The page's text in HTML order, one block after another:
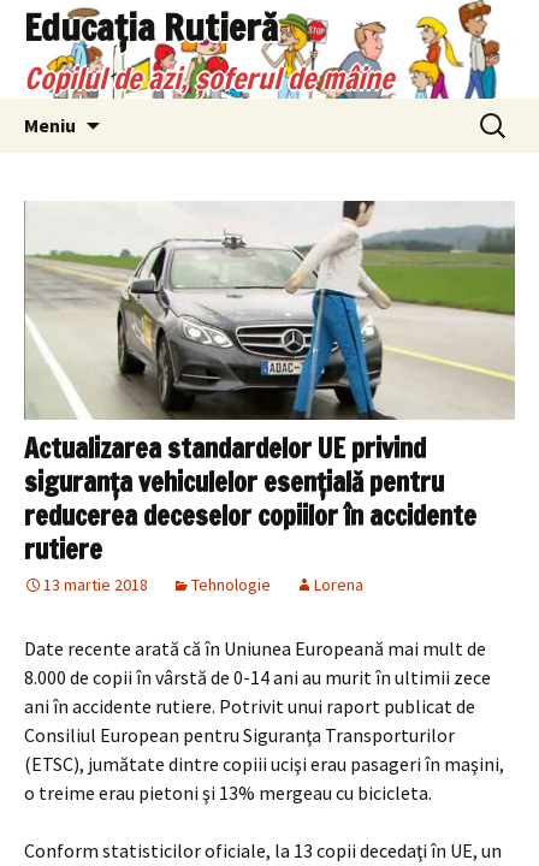
Sari
conținut
Educaţia Rutieră
Copilul de azi, şoferul de mâine
Meniu
Caută
după:
Actualizarea standardelor UE privind
siguranţa vehiculelor esenţială pentru
reducerea deceselor copiilor în accidente
rutiere
13 martie 2018 Tehnologie Lorena
Date recente arată că în Uniunea Europeană mai mult de
8.000 de copii în vârstă de 0-14 ani au murit în ultimii zece
ani în accidente rutiere. Potrivit unui raport publicat de
Consiliul European pentru Siguranţa Transporturilor
(ETSC), jumătate dintre copiii ucişi erau pasageri în maşini,
o treime erau pietoni şi 13% mergeau cu bicicleta.
Conform statisticilor oficiale, la 13 copii decedaţi în UE, un